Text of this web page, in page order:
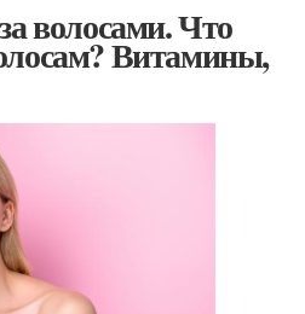
волосами. Что
Витамины,